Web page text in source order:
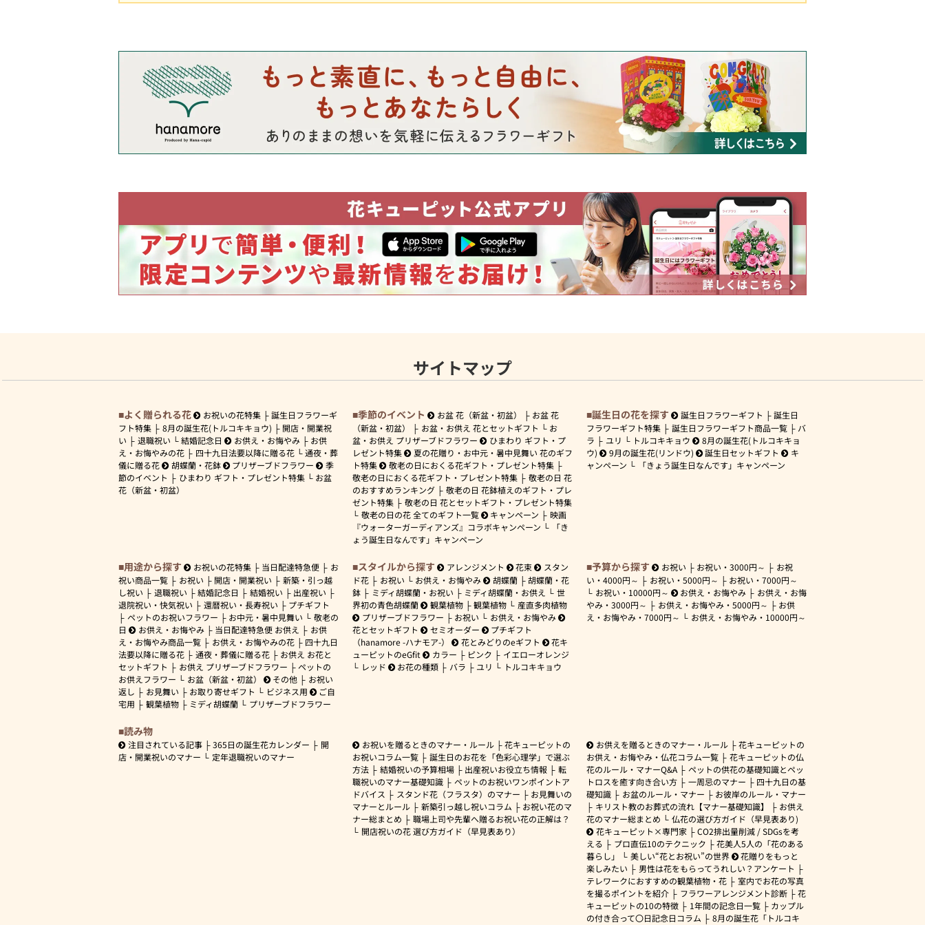
サイトマップ
よく贈られる花 お祝いの花特集
誕生日フラワーギ
フト特集
8月の誕生花(トルコキキョウ)
開店・開業祝
い
退職祝い 結婚記念日 お供え・お悔やみ
お供
え・お悔やみの花
四十九日法要以降に贈る花
通夜・葬
儀に贈る花
胡蝶蘭・花鉢 プリザーブドフラワー
季
節のイベント
ひまわり ギフト・プレゼント特集
お盆
花（新盆・初盆）
季節のイベント お盆 花（新盆・初盆）
お盆 花
（新盆・初盆）
お盆・お供え 花とセットギフト
お
盆・お供え プリザーブドフラワー
ひまわり ギフト・プ
レゼント特集
夏の花贈り・お中元・暑中見舞い 花のギフ
ト特集
敬老の日におくる花ギフト・プレゼント特集
敬老の日におくる花ギフト・プレゼント特集
敬老の日 花
のおすすめランキング
敬老の日 花鉢植えのギフト・プレ
ゼント特集
敬老の日 花とセットギフト・プレゼント特集
敬老の日の花 全てのギフト一覧
キャンペーン
映画
『ウォーターガーディアンズ』コラボキャンペーン
「き
ょう誕生日なんです」キャンペーン
誕生日の花を探す 誕生日フラワーギフト
誕生日
フラワーギフト特集
誕生日フラワーギフト商品一覧
バ
ラ
ユリ トルコキキョウ
8月の誕生花(トルコキキョ
ウ)
9月の誕生花(リンドウ) 誕生日セットギフト
キ
ャンペーン
「きょう誕生日なんです」キャンペーン
用途から探す お祝いの花特集 当日配達特急便
お
祝い商品一覧
お祝い 開店・開業祝い
新築・引っ越
し祝い
退職祝い 結婚記念日 結婚祝い
出産祝い
退院祝い・快気祝い
還暦祝い・長寿祝い
プチギフト
ペットのお祝いフラワー
お中元・暑中見舞い
敬老の
日
お供え・お悔やみ 当日配達特急便 お供え
お供
え・お悔やみ商品一覧
お供え・お悔やみの花
四十九日
法要以降に贈る花
通夜・葬儀に贈る花
お供え お花と
セットギフト
お供え プリザーブドフラワー
ペットの
お供えフラワー
お盆（新盆・初盆） その他
お祝い
返し
お見舞い お取り寄せギフト ビジネス用
ご自
宅用
観葉植物 ミディ胡蝶蘭 プリザーブドフラワー
スタイルから探す アレンジメント 花束
スタン
ド花
お祝い お供え・お悔やみ 胡蝶蘭
胡蝶蘭・花
鉢
ミディ胡蝶蘭・お祝い ミディ胡蝶蘭・お供え
世
界初の青色胡蝶蘭
観葉植物 観葉植物
産直多肉植物
プリザーブドフラワー
お祝い
お供え・お悔やみ
花とセットギフト
セミオーダー
プチギフト
（hanamore -ハナモア-）
花とみどりのeギフト
花キ
ューピットのeGfit
カラー ピンク
イエローオレンジ
レッド
お花の種類 バラ ユリ トルコキキョウ
予算から探す お祝い お祝い・3000円～
お祝
い・ 4000円～ お祝い・ 5000円～ お祝い・7000円～
お祝い・ 10000円～ お供え・お悔やみ
お供え・お悔
やみ・ 3000円～ お供え・お悔やみ・ 5000円～
お供
え・お悔やみ・ 7000円～ お供え・お悔やみ・ 10000円～
読み物
注目されている記事 365日の誕生花カレンダー
開
店・開業祝いのマナー
定年退職祝いのマナー
お祝いを贈るときのマナー・ルール
花キューピットの
お祝いコラム一覧
誕生日のお花を「色彩心理学」で選ぶ
方法
結婚祝いの予算相場 出産祝いお役立ち情報
転
職祝いのマナー基礎知識
ペットのお祝いワンポイントア
ドバイス
スタンド花（フラスタ）のマナー
お見舞いの
マナーとルール
新築引っ越し祝いコラム
お祝い花のマ
ナー総まとめ
職場上司や先輩へ贈るお祝い花の正解は？
開店祝いの花 選び方ガイド（早見表あり）
お供えを贈るときのマナー・ルール
花キューピットの
お供え・お悔やみ・仏花コラム一覧
花キューピットの仏
花のルール・マナーQ&A
ペットの供花の基礎知識とペッ
トロスを癒す向き合い方
一周忌のマナー
四十九日の基
礎知識
お盆のルール・マナー
お彼岸のルール・マナー
キリスト教のお葬式の流れ【マナー基礎知識】
お供え
花のマナー総まとめ
仏花の選び方ガイド（早見表あり)
花キューピット×専門家
CO2排出量削減 / SDGsを考
える
プロ直伝10のテクニック
花美人5人の「花のある
暮らし」
美しい“花とお祝い”の世界
花贈りをもっと
楽しみたい
男性は花をもらってうれしい？アンケート
テレワークにおすすめの観葉植物・花
室内でお花の写真
を撮るポイントを紹介
フラワーアレンジメント診断
花
キューピットの10の特徴
1年間の記念日一覧
カップル
の付き合って〇日記念日コラム
8月の誕生花「トルコキ